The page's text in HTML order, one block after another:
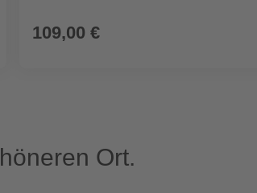
109,00 €
Ort.